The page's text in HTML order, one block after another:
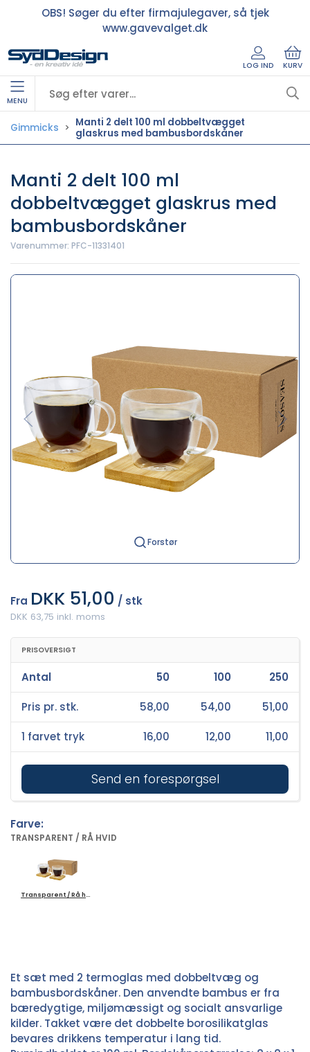
OBS! Søger du efter firmajulegaver, så tjek
www.gavevalget.dk
LOG IND KURV
MENU
Gimmicks
Manti 2 delt 100 ml dobbeltvægget
glaskrus med bambusbordskåner
Manti 2 delt 100 ml
dobbeltvægget glaskrus med
bambusbordskåner
Varenummer: PFC-11331401
Forstør
Fra DKK 51,00 / stk
DKK 63,75 inkl. moms
PRISOVERSIGT
Send en forespørgsel
Antal 50 100 250
Pris pr. stk. 58,00 54,00 51,00
1 farvet tryk 16,00 12,00 11,00
Farve:
TRANSPARENT / RÅ HVID
Transparent / Rå hvid
Et sæt med 2 termoglas med dobbeltvæg og
bambusbordskåner. Den anvendte bambus er fra
bæredygtige, miljømæssigt og socialt ansvarlige
kilder. Takket være det dobbelte borosilikatglas
bevares drikkens temperatur i lang tid.